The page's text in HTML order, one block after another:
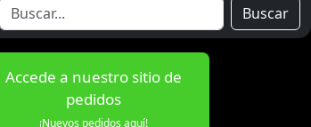
Buscar
Accede a nuestro sitio de
pedidos
¡Nuevos pedidos aquí!